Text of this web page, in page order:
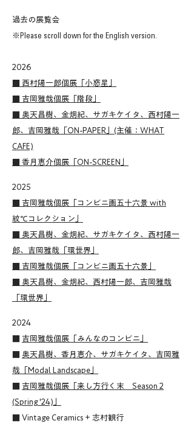
過去の展覧会
※Please scroll down for the English version.
2026
■ 西村陽一郎個展「小惑星」
■ 吉岡雅哉個展「階段」
■ 奥天昌樹、金炯紀、サガキケイタ、西村陽一
郎、吉岡雅哉「ON-PAPER」(主催：WHAT
CAFE)
■ 香月恵介個展「ON-SCREEN」
2025
■ 吉岡雅哉個展「コンビニ画五十六景 with
紋℃コレクション」
■ 奥天昌樹、金炯紀、サガキケイタ、西村陽一
郎、吉岡雅哉「環世界」
■ 吉岡雅哉個展「コンビニ画五十六景」
■ 奥天昌樹、金炯紀、西村陽一郎、吉岡雅哉
「環世界」
2024
吉岡雅哉個展「みんなのコンビニ」
奥天昌樹、香月恵介、サガキケイタ、吉岡雅
哉「Modal Landscape」
吉岡雅哉個展「来し方行く末 Season 2
(Spring '24)」
■ Vintage Ceramics + 志村観行